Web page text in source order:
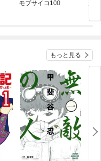
モブサイコ100
もっと見る